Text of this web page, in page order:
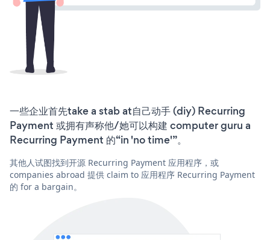
一些企业首先take a stab at自己动手 (diy) Recurring
Payment 或拥有声称他/她可以构建 computer guru a
Recurring Payment 的“in 'no time'”。
其他人试图找到开源 Recurring Payment 应用程序，或
companies abroad 提供 claim to 应用程序 Recurring Payment
的 for a bargain。